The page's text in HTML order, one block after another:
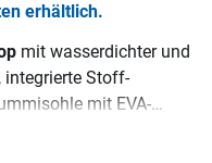
erhältlich.
mit wasserdichter und
, integrierte Stoff-
mit EVA-
der